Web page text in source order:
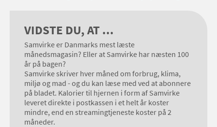
VIDSTE DU, AT ...
Samvirke er Danmarks mest læste
månedsmagasin? Eller at Samvirke har næsten 100
år på bagen?
Samvirke skriver hver måned om forbrug, klima,
miljø og mad - og du kan læse med ved at abonnere
på bladet. Kalorier til hjernen i form af Samvirke
leveret direkte i postkassen i et helt år koster
mindre, end en streamingtjeneste koster på 2
måneder.